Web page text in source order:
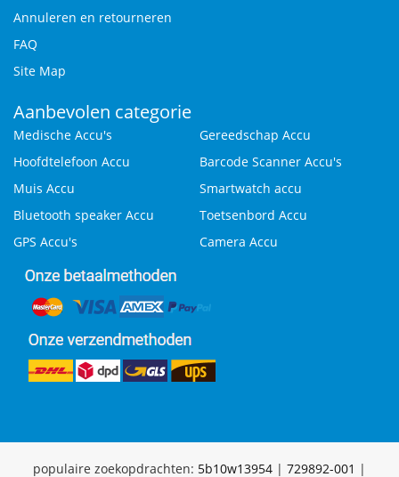
Annuleren en retourneren
FAQ
Site Map
Aanbevolen categorie
Medische Accu's
Gereedschap Accu
Hoofdtelefoon Accu
Barcode Scanner Accu's
Muis Accu
Smartwatch accu
Bluetooth speaker Accu
Toetsenbord Accu
GPS Accu's
Camera Accu
populaire zoekopdrachten: 5b10w13954 | 729892-001 |